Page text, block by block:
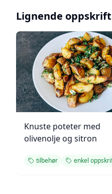
Lignende
Knuste poteter med
olivenolje og sitron
tilbehør enkel